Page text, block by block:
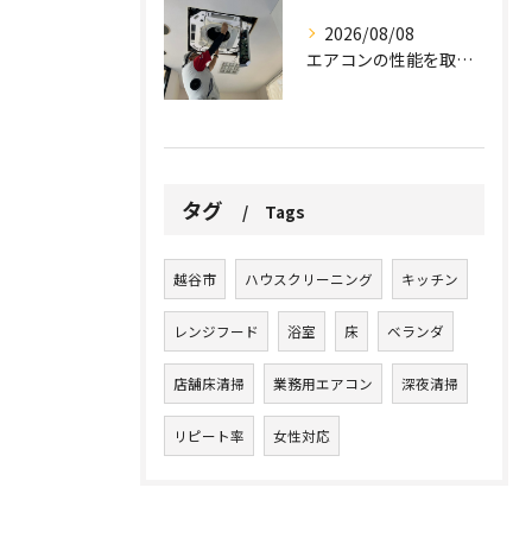
2026/08/08
エアコンの性能を取り戻しませんか？
タグ Tags
越谷市 ハウスクリーニング キッチン
レンジフード 浴室 床 ベランダ
店舗床清掃 業務用エアコン 深夜清掃
リピート率 女性対応